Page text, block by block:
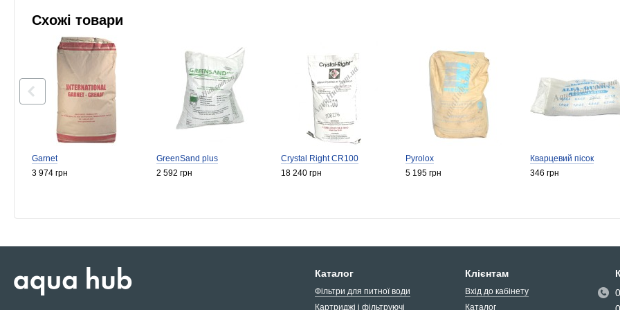
Схожі товари
Garnet
3 974 грн
GreenSand plus
2 592 грн
Crystal Right CR100
18 240 грн
Pyrolox
5 195 грн
Кварцевий пісок
346 грн
Каталог
Фільтри для питної води
Картриджі і фільтруючі
Клієнтам
Вхід до кабінету
Каталог